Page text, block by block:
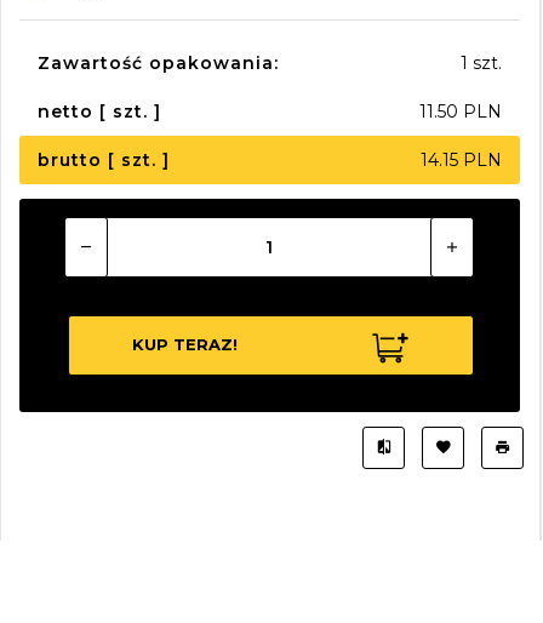
Zawartość opakowania: 1 szt.
netto [ szt. ] 11.50 PLN
brutto [ szt. ] 14.15 PLN
KUP TERAZ!